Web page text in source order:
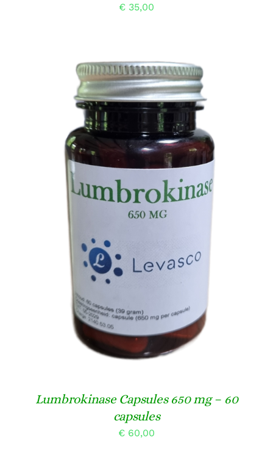
€ 35,00
TOEVOEGEN AAN WINKELWAGEN
DETAILS
Lumbrokinase Capsules 650 mg – 60
capsules
€ 60,00